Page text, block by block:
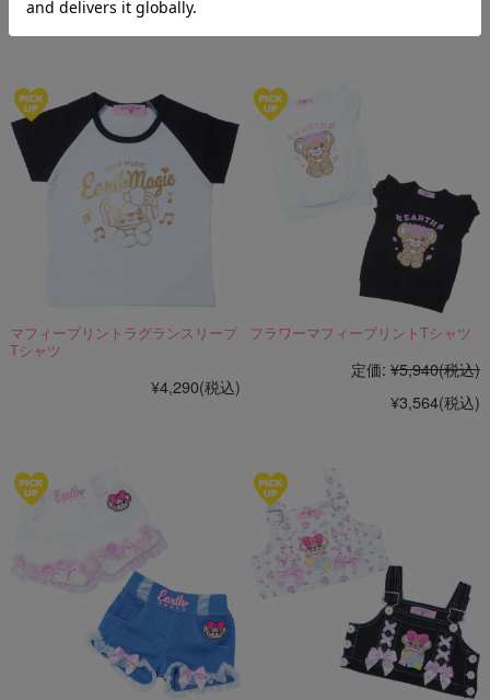
マフィープリントラグランスリーブ
Tシャツ
¥4,290(税込)
フラワーマフィープリントTシャツ
定価: ¥5,940(税込)
¥3,564(税込)